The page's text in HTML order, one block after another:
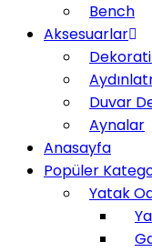
Bench
Aksesuarlar
Duvar
Aynalar
Anasayfa
Popüler
Yatak